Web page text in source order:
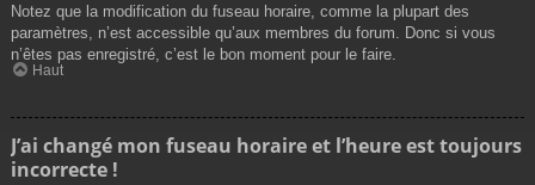
Notez que la modification du fuseau horaire, comme la plupart des
paramètres, n’est accessible qu’aux membres du forum. Donc si vous
n’êtes pas enregistré, c’est le bon moment pour le faire.
Haut
J’ai changé mon fuseau horaire et l’heure est toujours
incorrecte !